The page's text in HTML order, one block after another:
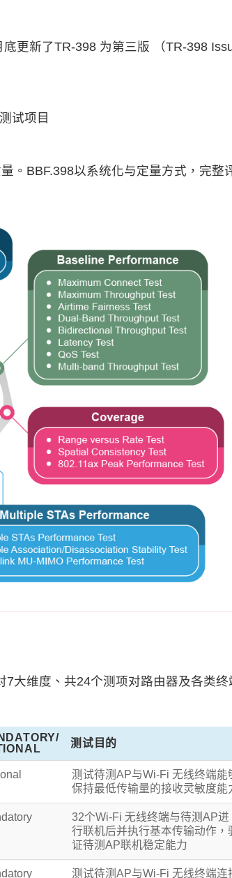
更新了TR-398 为第三版 （TR-398
试项目
。BBF.398以系统化与定量方式，完整
大维度、共24个测项对路由器及各类终
测试目的
测试待测AP与Wi-Fi 无线终端能
保持最低传输量的接收灵敏度能
32个Wi-Fi 无线终端与待测AP进
行联机后并执行基本传输动作，
证待测AP联机稳定能力
测试待测AP与Wi-Fi 无线终端连